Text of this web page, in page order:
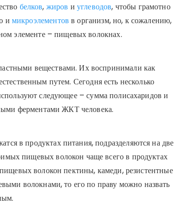
белков, жиров и углеводов, чтобы грамотно
и микроэлементов в организм, но, к сожалению,
элементе – пищевых волокнах.
веществами. Их воспринимали как
путем. Сегодня есть несколько
следующее – сумма полисахаридов и
ферментами ЖКТ человека.
в продуктах питания, подразделяются на две
пищевых волокон чаще всего в продуктах
волокон пектины, камеди, резистентные
волокнами, то его по праву можно назвать